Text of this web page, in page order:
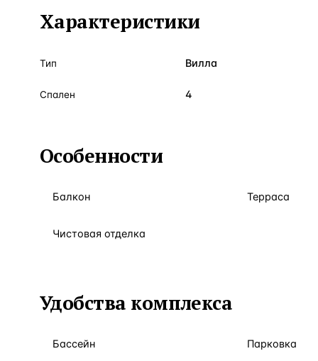
Характеристики
Тип Вилла
Спален 4
Особенности
Балкон Терраса
Чистовая отделка
Удобства комплекса
Бассейн Парковка